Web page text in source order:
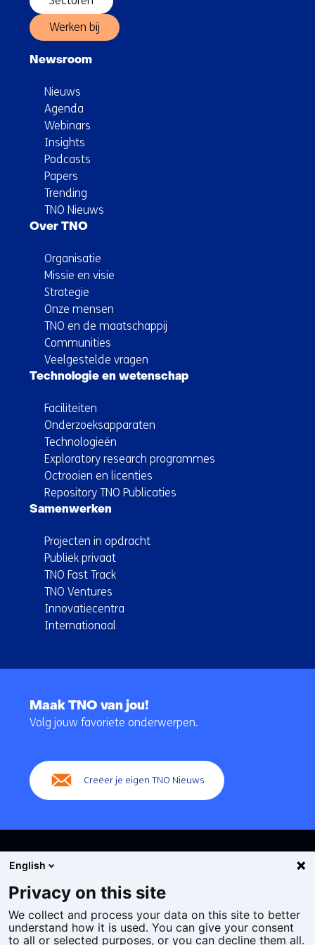
Werken bij
Newsroom
Nieuws
Agenda
Webinars
Insights
Podcasts
Papers
Trending
TNO Nieuws
Over TNO
Organisatie
Missie en visie
Strategie
Onze mensen
TNO en de maatschappij
Communities
Veelgestelde vragen
Technologie en wetenschap
Faciliteiten
Onderzoeksapparaten
Technologieën
Exploratory research programmes
Octrooien en licenties
Repository TNO Publicaties
Samenwerken
Projecten in opdracht
Publiek privaat
TNO Fast Track
TNO Ventures
Innovatiecentra
Internationaal
navigatie
Maak TNO van jou!
Volg jouw favoriete onderwerpen.
Creëer je eigen TNO Nieuws
Cookies
Privacy statement
English
Privacy on this site
We collect and process your data on this site to better
understand how it is used. You can give your consent
to all or selected purposes, or you can decline them all.